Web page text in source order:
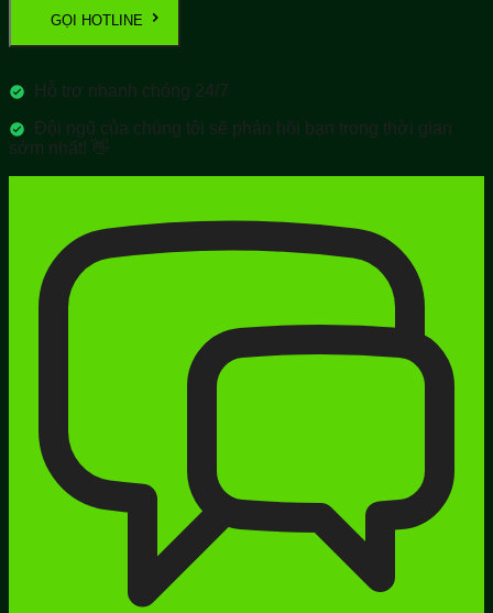
GỌI HOTLINE
Hỗ trợ nhanh chóng 24/7
Đội ngũ của chúng tôi sẽ phản hồi bạn trong thời gian
sớm nhất! 👋